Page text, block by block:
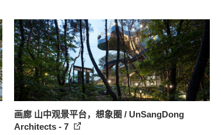
画廊 山中观景平台，想象圈 / UnSangDong
Architects - 7